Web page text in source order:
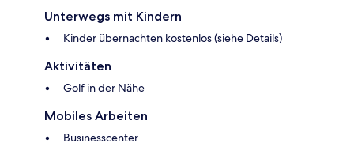
Unterwegs mit Kindern
Kinder übernachten kostenlos (siehe Details)
Aktivitäten
Golf in der Nähe
Mobiles Arbeiten
Businesscenter